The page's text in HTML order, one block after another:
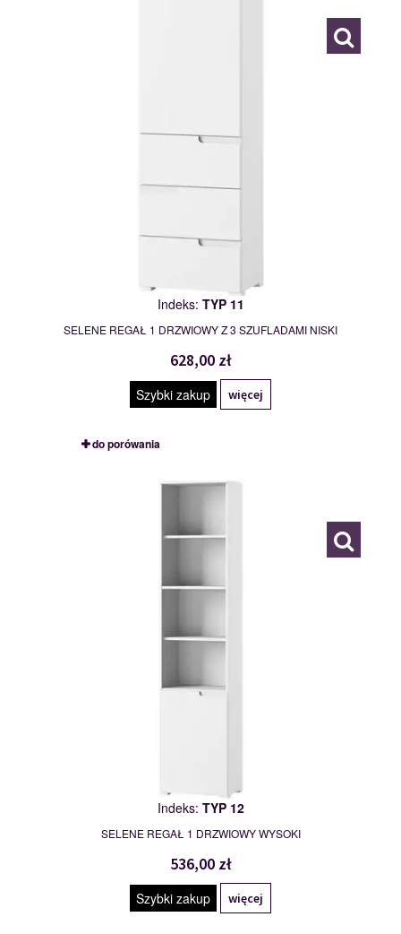
Indeks: TYP 11
SELENE REGAŁ 1 DRZWIOWY Z 3 SZUFLADAMI NISKI
628,00 zł
Szybki zakup więcej
do porówania
Indeks: TYP 12
SELENE REGAŁ 1 DRZWIOWY WYSOKI
536,00 zł
Szybki zakup więcej